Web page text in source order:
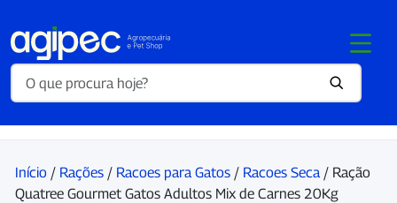
Início / Rações / Racoes para Gatos / Racoes Seca / Ração
Quatree Gourmet Gatos Adultos Mix de Carnes 20Kg